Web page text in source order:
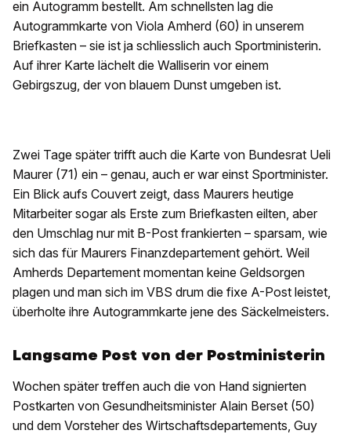
ein Autogramm bestellt. Am schnellsten lag die
Autogrammkarte von Viola Amherd (60) in unserem
Briefkasten – sie ist ja schliesslich auch Sportministerin.
Auf ihrer Karte lächelt die Walliserin vor einem
Gebirgszug, der von blauem Dunst umgeben ist.
Zwei Tage später trifft auch die Karte von Bundesrat Ueli
Maurer (71) ein – genau, auch er war einst Sportminister.
Ein Blick aufs Couvert zeigt, dass Maurers heutige
Mitarbeiter sogar als Erste zum Briefkasten eilten, aber
den Umschlag nur mit B-Post frankierten – sparsam, wie
sich das für Maurers Finanzdepartement gehört. Weil
Amherds Departement momentan keine Geldsorgen
plagen und man sich im VBS drum die fixe A-Post leistet,
überholte ihre Autogrammkarte jene des Säckelmeisters.
Langsame Post von der Postministerin
Wochen später treffen auch die von Hand signierten
Postkarten von Gesundheitsminister Alain Berset (50)
und dem Vorsteher des Wirtschaftsdepartements, Guy